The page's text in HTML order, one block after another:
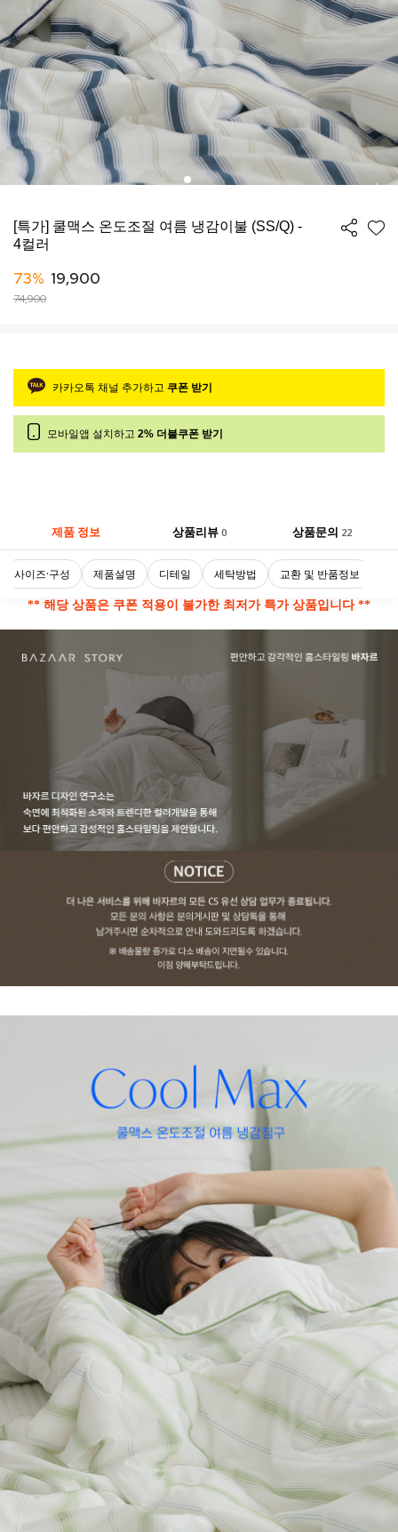
[특가] 쿨맥스 온도조절 여름 냉감이불 (SS/Q) -
4컬러
73% 19,900
74,900
카카오톡 채널 추가하고 쿠폰 받기
모바일앱 설치하고 2% 더블쿠폰 받기
제품 정보 상품리뷰 0 상품문의 22
사이즈·구성 제품설명 디테일 세탁방법 교환 및 반품정보
** 해당 상품은 쿠폰 적용이 불가한 최저가 특가 상품입니다 **